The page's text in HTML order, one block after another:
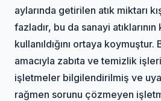
aylarında getirilen atık miktarı
fazladır, bu da sanayi atıklarının
kullanıldığını ortaya
amacıyla zabıta ve temizlik
işletmeler bilgilendirilmiş ve
rağmen sorunu çözmeyen